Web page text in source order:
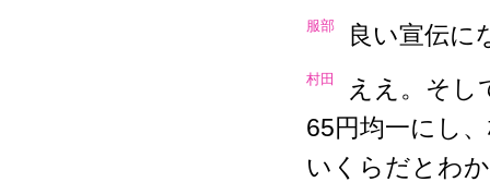
服部 良い宣伝に
村田
ええ。そし
65円均一にし
いくらだとわ